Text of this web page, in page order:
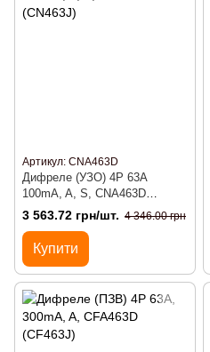
Артикул: CNA463D
Дифреле (УЗО) 4P 63A
100mA, A, S, CNA463D
(CN463J)
3 563.72 грн/шт. 4 346.00 грн
Купити